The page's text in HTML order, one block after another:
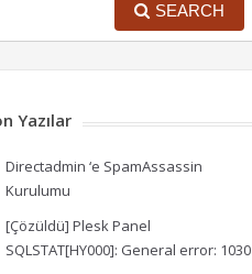
SEARCH
Yazılar
Directadmin ‘e SpamAssassin
Kurulumu
[Çözüldü] Plesk Panel
SQLSTAT[HY000]: General error: 1030